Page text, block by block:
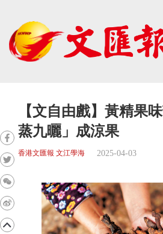
【文自由戲】黃精果
蒸九曬」成涼果
香港文匯報 文江學海 2025-04-03